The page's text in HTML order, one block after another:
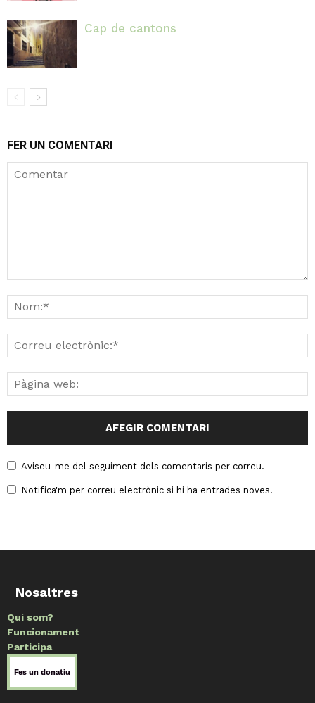
Cap de cantons
FER UN COMENTARI
Aviseu-me del seguiment dels comentaris per correu.
Notifica'm per correu electrònic si hi ha entrades noves.
Nosaltres
Qui som?
Funcionament
Participa